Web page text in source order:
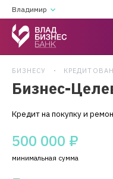
Владимир
БИЗНЕСУ
Бизнес-
Кредит на покупку и
500 000 ₽
минимальная сумма